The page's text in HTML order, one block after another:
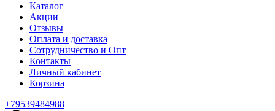
Каталог
Акции
Отзывы
Оплата и доставка
Сотрудничество и Опт
Контакты
Личный кабинет
Корзина
+79539484988